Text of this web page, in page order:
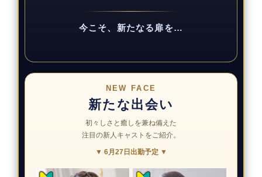
今こそ、新たなる扉を…
NEW FACE
新たな出会い
初々しさと癒しを兼ね備えた
注目の新人キャストをご紹介。
▼ 6月27日出勤予定 ▼